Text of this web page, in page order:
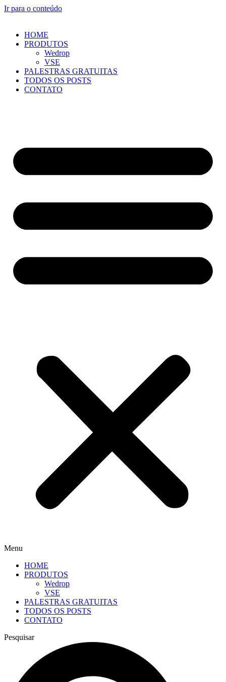
Ir para o conteúdo
HOME
PRODUTOS
Wedrop
VSE
PALESTRAS GRATUITAS
TODOS OS POSTS
CONTATO
Menu
HOME
PRODUTOS
Wedrop
VSE
PALESTRAS GRATUITAS
TODOS OS POSTS
CONTATO
Pesquisar